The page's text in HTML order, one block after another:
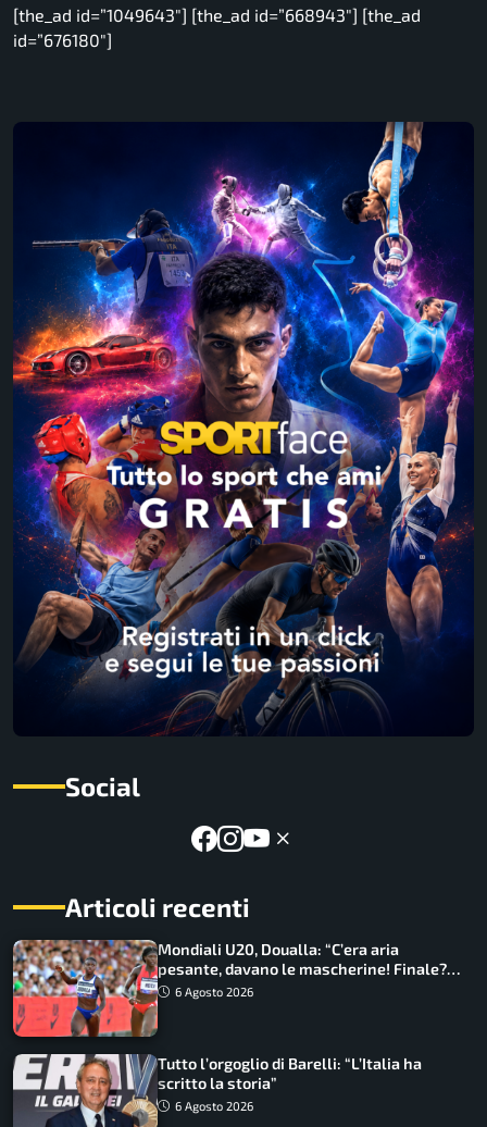
[the_ad id=”1049643″] [the_ad id=”668943″] [the_ad
id=”676180″]
Social
Articoli recenti
Mondiali U20, Doualla: “C’era aria
pesante, davano le mascherine! Finale?
Non ho nulla da perdere”
6 Agosto 2026
Tutto l’orgoglio di Barelli: “L’Italia ha
scritto la storia”
6 Agosto 2026